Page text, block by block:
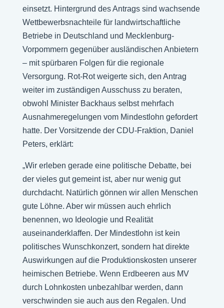
einsetzt. Hintergrund des Antrags sind wachsende
Wettbewerbsnachteile für landwirtschaftliche
Betriebe in Deutschland und Mecklenburg-
Vorpommern gegenüber ausländischen Anbietern
– mit spürbaren Folgen für die regionale
Versorgung. Rot-Rot weigerte sich, den Antrag
weiter im zuständigen Ausschuss zu beraten,
obwohl Minister Backhaus selbst mehrfach
Ausnahmeregelungen vom Mindestlohn gefordert
hatte. Der Vorsitzende der CDU-Fraktion, Daniel
Peters, erklärt:
„Wir erleben gerade eine politische Debatte, bei
der vieles gut gemeint ist, aber nur wenig gut
durchdacht. Natürlich gönnen wir allen Menschen
gute Löhne. Aber wir müssen auch ehrlich
benennen, wo Ideologie und Realität
auseinanderklaffen. Der Mindestlohn ist kein
politisches Wunschkonzert, sondern hat direkte
Auswirkungen auf die Produktionskosten unserer
heimischen Betriebe. Wenn Erdbeeren aus MV
durch Lohnkosten unbezahlbar werden, dann
verschwinden sie auch aus den Regalen. Und